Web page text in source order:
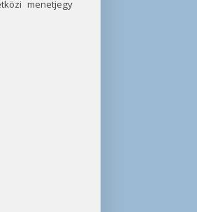
menetjegy